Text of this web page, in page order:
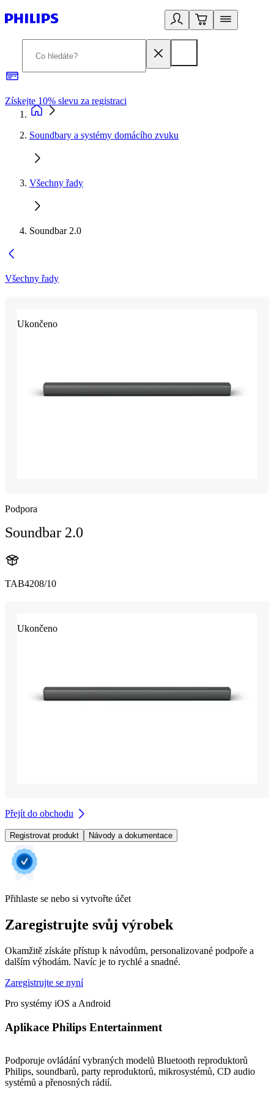
Získejte 10% slevu za registraci
Soundbary a systémy domácího zvuku
Všechny řady
Soundbar 2.0
Všechny řady
Ukončeno
Podpora
Soundbar 2.0
TAB4208/10
Ukončeno
Přejít do obchodu
Registrovat produkt Návody a dokumentace
Přihlaste se nebo si vytvořte účet
Zaregistrujte svůj výrobek
Okamžitě získáte přístup k návodům, personalizované podpoře a
dalším výhodám. Navíc je to rychlé a snadné.
Zaregistrujte se nyní
Pro systémy iOS a Android
Aplikace Philips Entertainment
Podporuje ovládání vybraných modelů Bluetooth reproduktorů
Philips, soundbarů, party reproduktorů, mikrosystémů, CD audio
systémů a přenosných rádií.